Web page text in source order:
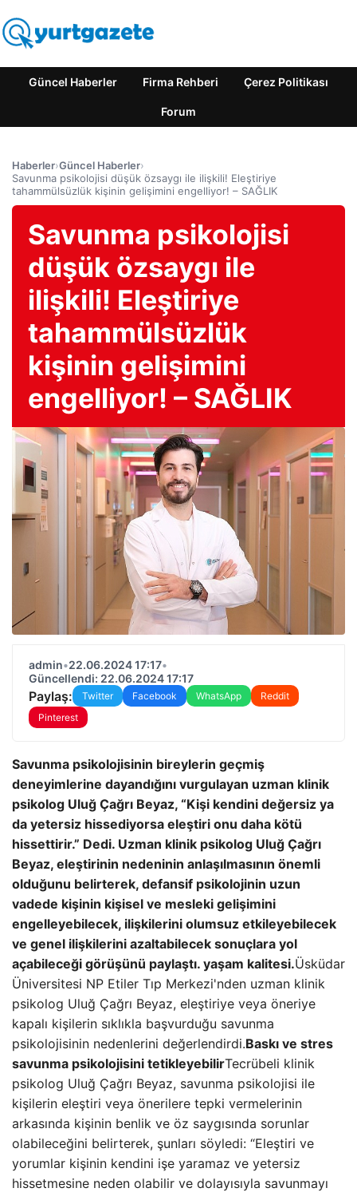
Güncel Haberler Firma Rehberi Çerez Politikası
Forum
Haberler›Güncel Haberler›
Savunma psikolojisi düşük özsaygı ile ilişkili! Eleştiriye
tahammülsüzlük kişinin gelişimini engelliyor! – SAĞLIK
Savunma psikolojisi
düşük özsaygı ile
ilişkili! Eleştiriye
tahammülsüzlük
kişinin gelişimini
engelliyor! – SAĞLIK
admin•22.06.2024 17:17•
Güncellendi: 22.06.2024 17:17
Paylaş: Twitter Facebook WhatsApp
Reddit
Pinterest
Savunma psikolojisinin bireylerin geçmiş
deneyimlerine dayandığını vurgulayan uzman klinik
psikolog Uluğ Çağrı Beyaz, “Kişi kendini değersiz ya
da yetersiz hissediyorsa eleştiri onu daha kötü
hissettirir.” Dedi. Uzman klinik psikolog Uluğ Çağrı
Beyaz, eleştirinin nedeninin anlaşılmasının önemli
olduğunu belirterek, defansif psikolojinin uzun
vadede kişinin kişisel ve mesleki gelişimini
engelleyebilecek, ilişkilerini olumsuz etkileyebilecek
ve genel ilişkilerini azaltabilecek sonuçlara yol
açabileceği görüşünü paylaştı. yaşam kalitesi.Üsküdar
Üniversitesi NP Etiler Tıp Merkezi'nden uzman klinik
psikolog Uluğ Çağrı Beyaz, eleştiriye veya öneriye
kapalı kişilerin sıklıkla başvurduğu savunma
psikolojisinin nedenlerini değerlendirdi.Baskı ve stres
savunma psikolojisini tetikleyebilirTecrübeli klinik
psikolog Uluğ Çağrı Beyaz, savunma psikolojisi ile
kişilerin eleştiri veya önerilere tepki vermelerinin
arkasında kişinin benlik ve öz saygısında sorunlar
olabileceğini belirterek, şunları söyledi: “Eleştiri ve
yorumlar kişinin kendini işe yaramaz ve yetersiz
hissetmesine neden olabilir ve dolayısıyla savunmayı